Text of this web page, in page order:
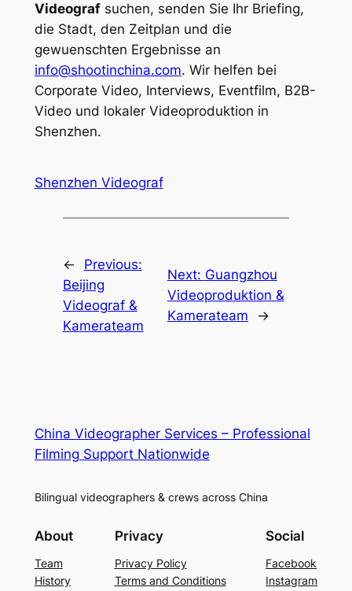
Videografsuchen, senden Sie Ihr Briefing,
die Stadt, den Zeitplan und die
gewuenschten Ergebnisse an
info@shootinchina.com. Wir helfen bei
Corporate Video, Interviews, Eventfilm, B2B-
Video und lokaler Videoproduktion in
Shenzhen.
Shenzhen Videograf
←
Previous:
Beijing
Videograf &
Kamerateam
Next: Guangzhou
Videoproduktion &
Kamerateam
→
China Videographer Services – Professional
Filming Support Nationwide
Bilingual videographers & crews across China
About
Team
History
Privacy
Privacy Policy
Terms and Conditions
Social
Facebook
Instagram